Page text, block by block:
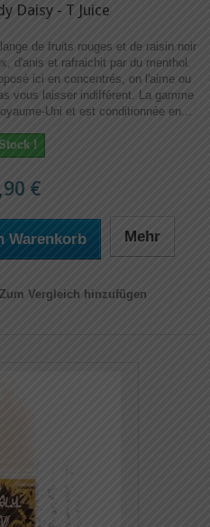
Daisy - T Juice
de fruits rouges et de raisin noir
d'anis et rafraichit par du menthol.
ici en concentrés, on l'aime ou
vous laisser indifférent. La gamme
Uni et est conditionnée en...
!
€
Warenkorb Mehr
Zum Vergleich hinzufügen